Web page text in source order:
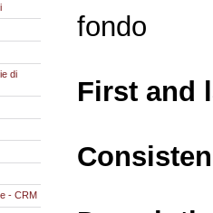
di
- CRM
fondo
First and